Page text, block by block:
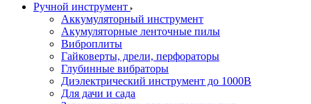
Ручной инструмент
Аккумуляторный инструмент
Акумуляторные ленточные пилы
Виброплиты
Гайковерты, дрели, перфораторы
Глубинные вибраторы
Диэлектрический инструмент до 1000В
Для дачи и сада